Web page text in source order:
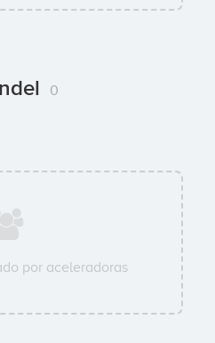
0
por aceleradoras